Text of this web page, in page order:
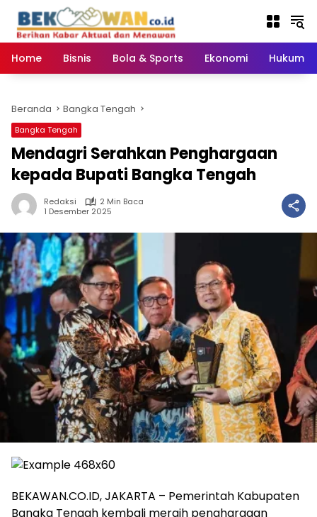
konten
Home
Bisnis Bola & Sports Ekonomi Hukum
Beranda Bangka Tengah
Bangka Tengah
Mendagri Serahkan Penghargaan
kepada Bupati Bangka Tengah
Redaksi
2 Min Baca
1 Desember 2025
BEKAWAN.CO.ID, JAKARTA – Pemerintah Kabupaten
Bangka Tengah kembali meraih penghargaan